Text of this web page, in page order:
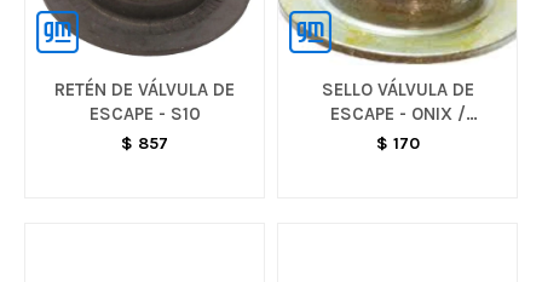
RETÉN DE VÁLVULA DE
ESCAPE - S10
$ 857
SELLO VÁLVULA DE
ESCAPE - ONIX /
MONTANA / TRACKER
$ 170